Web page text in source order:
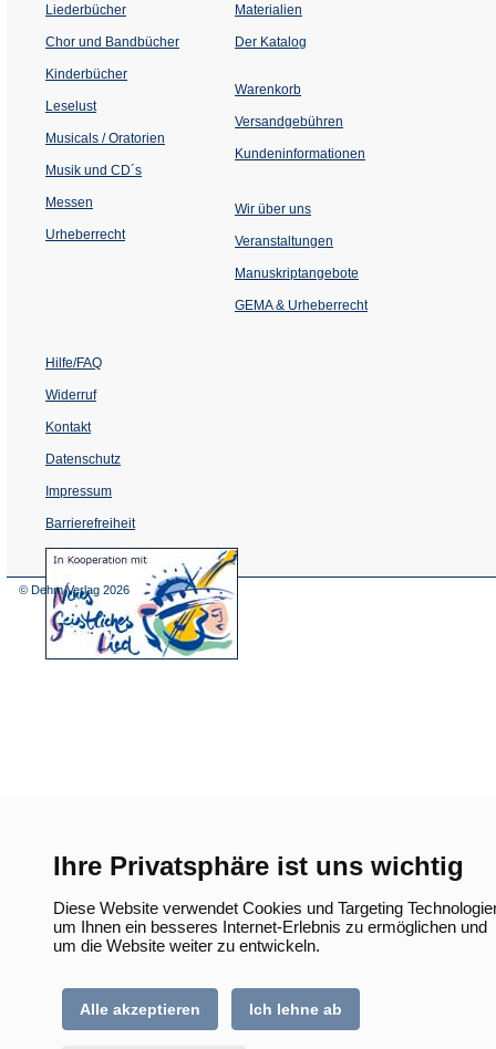
Ihre Privatsphäre ist uns wichtig
Diese Website verwendet Cookies und Targeting
um Ihnen ein besseres Internet-Erlebnis zu ermöglichen und
um die Website weiter zu entwickeln.
Alle akzeptieren Ich lehne ab
Liederbücher
Chor und Bandbücher
Kinderbücher
Leselust
Musicals / Oratorien
Musik und CD´s
Messen
Urheberrecht
Materialien
Der Katalog
Warenkorb
Versandgebühren
Kundeninformationen
Wir über uns
Veranstaltungen
einem
Tab)
Manuskriptangebote
GEMA & Urheberrecht
Hilfe/FAQ
Widerruf
Kontakt
Datenschutz
Impressum
Barrierefreiheit
(Öffnet
in
© Dehm Verlag 2026